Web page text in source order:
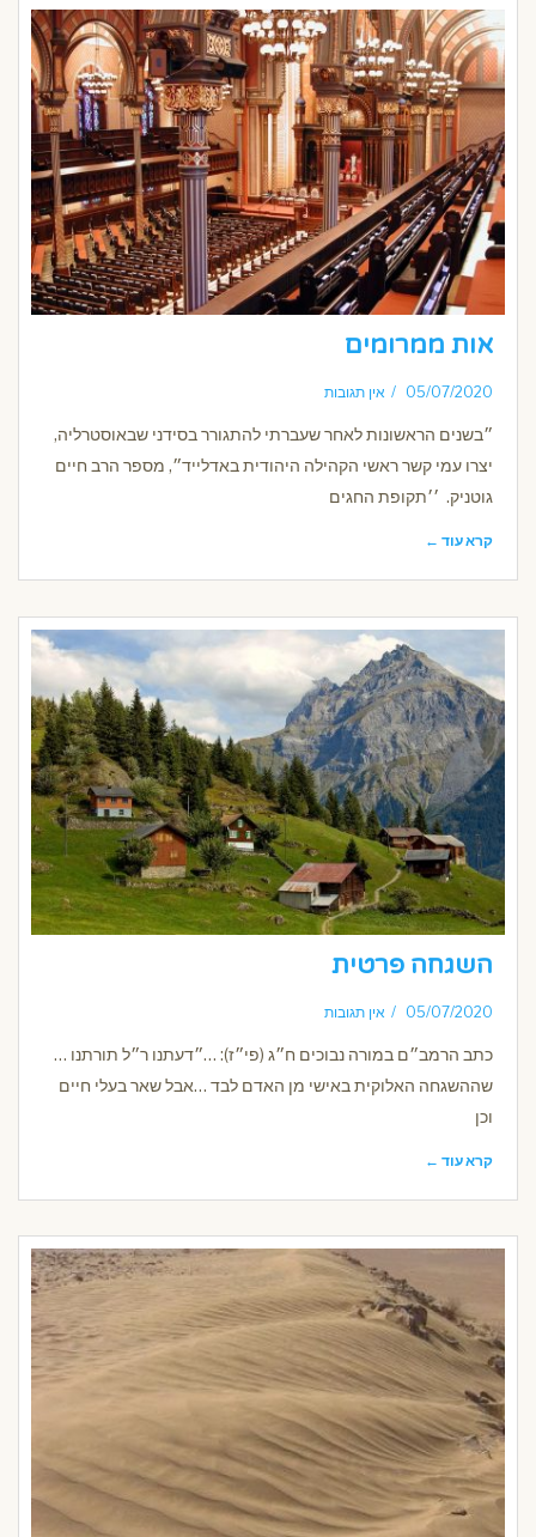
אות ממרומים
05/07/2020 אין תגובות
״בשנים הראשונות לאחר שעברתי להתגורר בסידני שבאוסטרליה,
יצרו עמי קשר ראשי הקהילה היהודית באדלייד״, מספר הרב חיים
גוטניק. ׳׳תקופת החגים
קרא עוד ←
השגחה פרטית
05/07/2020 אין תגובות
כתב הרמב״ם במורה נבוכים ח״ג (פי״ז): …״דעתנו ר״ל תורתנו …
שההשגחה האלוקית באישי מן האדם לבד …אבל שאר בעלי חיים
וכן
קרא עוד ←